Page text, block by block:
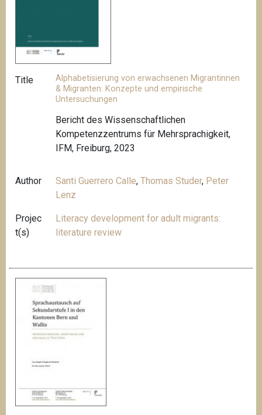
Title
Alphabetisierung von erwachsenen Migrantinnen
& Migranten: Konzepte und empirische
Untersuchungen
Bericht des Wissenschaftlichen
Kompetenzzentrums für Mehrsprachigkeit,
IFM, Freiburg, 2023
Author Santi Guerrero Calle,Thomas Studer, Peter
Lenz
Projec
t(s)
Literacy development for adult migrants:
literature review